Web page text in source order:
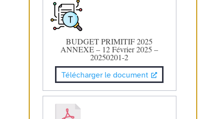
BUDGET PRIMITIF 2025
ANNEXE – 12 Février 2025 –
20250201-2
Télécharger le document